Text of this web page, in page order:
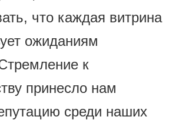
что каждая витрина
ожиданиям
к
принесло нам
среди наших